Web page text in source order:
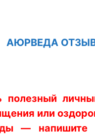
АЮРВЕДА
полезный
или
— напишите